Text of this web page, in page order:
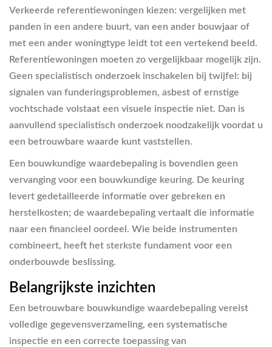
Verkeerde referentiewoningen kiezen: vergelijken met
panden in een andere buurt, van een ander bouwjaar of
met een ander woningtype leidt tot een vertekend beeld.
Referentiewoningen moeten zo vergelijkbaar mogelijk zijn.
Geen specialistisch onderzoek inschakelen bij twijfel : bij
signalen van funderingsproblemen, asbest of ernstige
vochtschade volstaat een visuele inspectie niet. Dan is
aanvullend specialistisch onderzoek noodzakelijk voordat u
een betrouwbare waarde kunt vaststellen.
Een bouwkundige waardebepaling is bovendien geen
vervanging voor een bouwkundige keuring. De keuring
levert gedetailleerde informatie over gebreken en
herstelkosten; de waardebepaling vertaalt die informatie
naar een financieel oordeel. Wie beide instrumenten
combineert, heeft het sterkste fundament voor een
onderbouwde beslissing.
Belangrijkste inzichten
Een betrouwbare bouwkundige waardebepaling vereist
volledige gegevensverzameling, een systematische
inspectie en een correcte toepassing van